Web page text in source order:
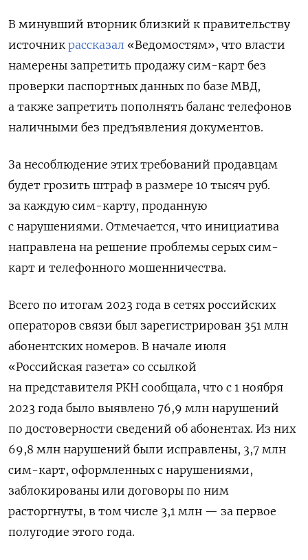
В минувший вторник близкий к правительству
источник рассказал «Ведомостям», что власти
намерены запретить продажу сим-карт без
проверки паспортных данных по базе МВД,
а также запретить пополнять баланс телефонов
наличными без предъявления документов.
За несоблюдение этих требований продавцам
будет грозить штраф в размере 10 тысяч руб.
за каждую сим-карту, проданную
с нарушениями. Отмечается, что инициатива
направлена на решение проблемы серых сим-
карт и телефонного мошенничества.
Всего по итогам 2023 года в сетях российских
операторов связи был зарегистрирован 351 млн
абонентских номеров. В начале июля
«Российская газета» со ссылкой
на представителя РКН сообщала, что с 1 ноября
2023 года было выявлено 76,9 млн нарушений
по достоверности сведений об абонентах. Из них
69,8 млн нарушений были исправлены, 3,7 млн
сим-карт, оформленных с нарушениями,
заблокированы или договоры по ним
расторгнуты, в том числе 3,1 млн — за первое
полугодие этого года.